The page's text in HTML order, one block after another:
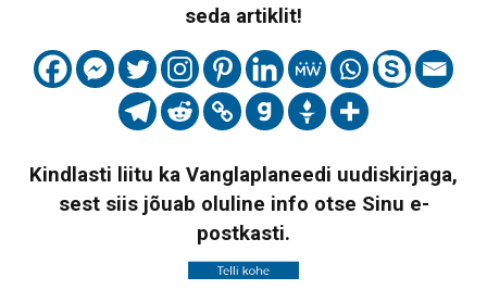
seda artiklit!
Kindlasti liitu ka Vanglaplaneedi uudiskirjaga,
sest siis jõuab oluline info otse Sinu e-
postkasti.